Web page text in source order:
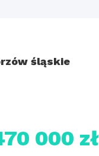
śląskie
000 zł